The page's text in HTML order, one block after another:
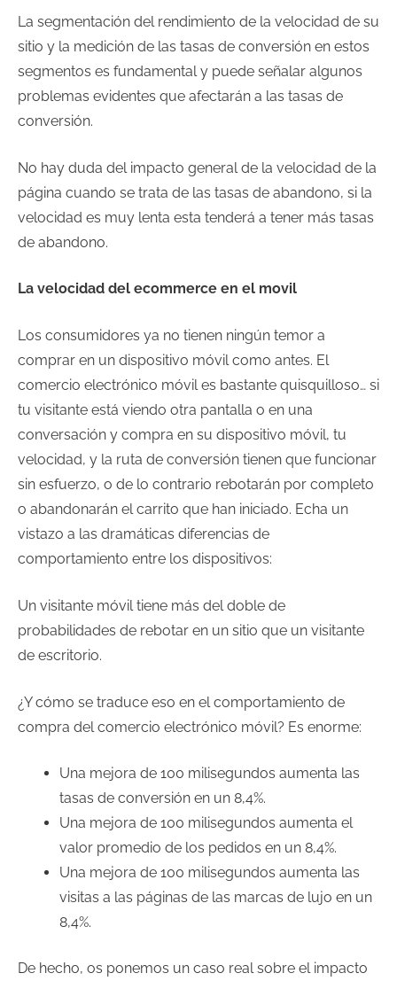
La segmentación del rendimiento de la velocidad de su
sitio y la medición de las tasas de conversión en estos
segmentos es fundamental y puede señalar algunos
problemas evidentes que afectarán a las tasas de
conversión.
No hay duda del impacto general de la velocidad de la
página cuando se trata de las tasas de abandono, si la
velocidad es muy lenta esta tenderá a tener más tasas
de abandono.
La velocidad del ecommerce en el movil
Los consumidores ya no tienen ningún temor a
comprar en un dispositivo móvil como antes. El
comercio electrónico móvil es bastante quisquilloso… si
tu visitante está viendo otra pantalla o en una
conversación y compra en su dispositivo móvil, tu
velocidad, y la ruta de conversión tienen que funcionar
sin esfuerzo, o de lo contrario rebotarán por completo
o abandonarán el carrito que han iniciado. Echa un
vistazo a las dramáticas diferencias de
comportamiento entre los dispositivos:
Un visitante móvil tiene más del doble de
probabilidades de rebotar en un sitio que un visitante
de escritorio.
¿Y cómo se traduce eso en el comportamiento de
compra del comercio electrónico móvil? Es enorme:
Una mejora de 100 milisegundos aumenta las
tasas de conversión en un 8,4%.
Una mejora de 100 milisegundos aumenta el
valor promedio de los pedidos en un 8,4%.
Una mejora de 100 milisegundos aumenta las
visitas a las páginas de las marcas de lujo en un
8,4%.
De hecho, os ponemos un caso real sobre el impacto